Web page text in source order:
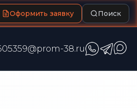
Оформить заявку Поиск
38.ru